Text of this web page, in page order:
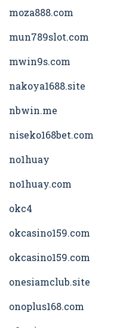
moza888.com
mun789slot.com
mwin9s.com
nakoya1688.site
nbwin.me
niseko168bet.com
no1huay
no1huay.com
okc4
okcasino159.com
okcasino159.com
onesiamclub.site
onoplus168.com